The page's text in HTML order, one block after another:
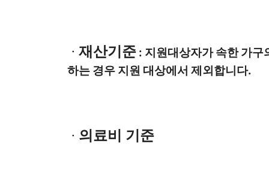
ㆍ 재산기준 : 지원대상자가 속한 가구
하는 경우 지원 대상에서 제외합니다.
ㆍ 의료비 기준